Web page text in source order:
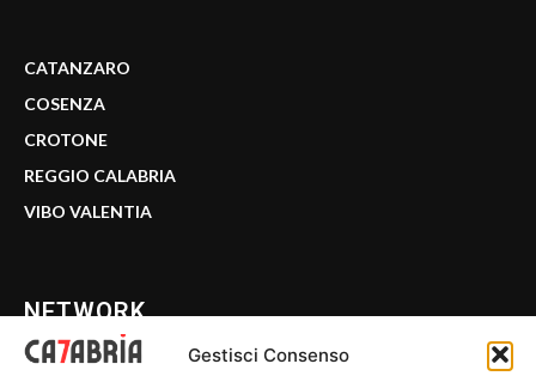
Gestisci Consenso
CATANZARO
COSENZA
CROTONE
REGGIO CALABRIA
VIBO VALENTIA
NETWORK